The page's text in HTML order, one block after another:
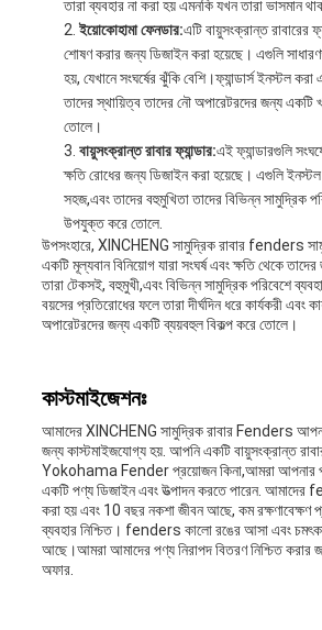
তারা ব্যবহার না করা হয় এমনকি যখন তারা ভাসমান
ইয়োকোহামা ফেনডার:এটি বায়ুসংক্রান্ত রাবারের
শোষণ করার জন্য ডিজাইন করা হয়েছে। এগুলি
হয়, যেখানে সংঘর্ষের ঝুঁকি বেশি।ফ্যান্ডার্স ইনস্টল
তাদের স্থায়িত্ব তাদের নৌ অপারেটরদের জন্য একটি
তোলে।
বায়ুসংক্রান্ত রাবার ফ্যান্ডার:এই ফ্যান্ডারগুলি
ক্ষতি রোধের জন্য ডিজাইন করা হয়েছে। এগুলি ইনস্টল
সহজ,এবং তাদের বহুমুখিতা তাদের বিভিন্ন সামুদ্রিক
উপযুক্ত করে তোলে.
উপসংহারে, XINCHENG সামুদ্রিক রাবার fenders
একটি মূল্যবান বিনিয়োগ যারা সংঘর্ষ এবং ক্ষতি থেকে
তারা টেকসই, বহুমুখী,এবং বিভিন্ন সামুদ্রিক পরিবেশে
বয়সের প্রতিরোধের ফলে তারা দীর্ঘদিন ধরে কার্যকরী এবং
অপারেটরদের জন্য একটি ব্যয়বহুল বিকল্প করে তোলে।
কাস্টমাইজেশনঃ
আমাদের XINCHENG সামুদ্রিক রাবার Fenders আপনার
জন্য কাস্টমাইজযোগ্য হয়. আপনি একটি বায়ুসংক্রান্ত
Yokohama Fender প্রয়োজন কিনা,আমরা আপনার
একটি পণ্য ডিজাইন এবং উত্পাদন করতে পারেন. আমাদের
করা হয় এবং 10 বছর নকশা জীবন আছে, কম রক্ষণাবেক্ষণ
ব্যবহার নিশ্চিত। fenders কালো রঙের আসা এবং
আছে।আমরা আমাদের পণ্য নিরাপদ বিতরণ নিশ্চিত করার
অফার.